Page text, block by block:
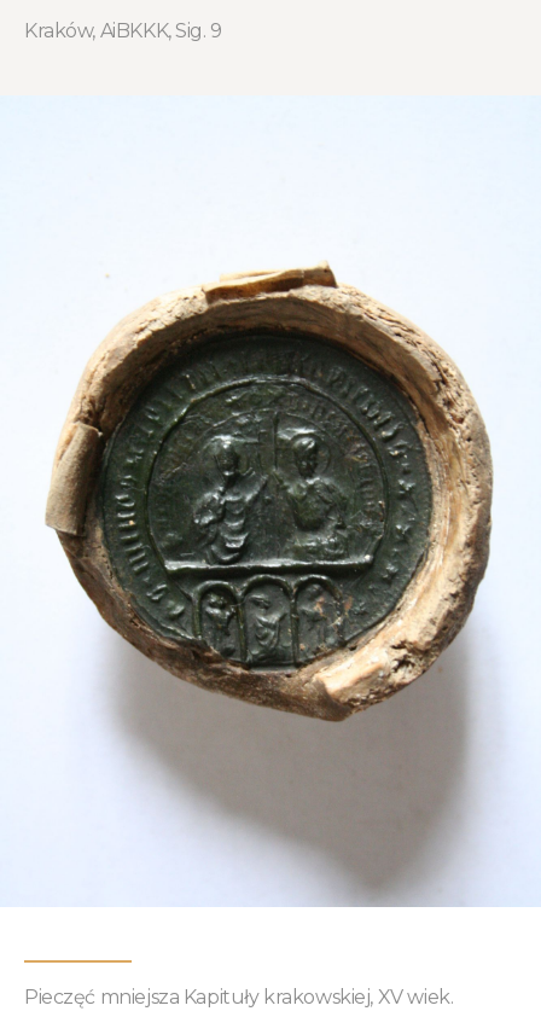
Kraków, AiBKKK, Sig. 9
Pieczęć mniejsza Kapituły krakowskiej, XV wiek.